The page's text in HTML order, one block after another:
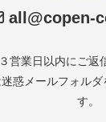
all@copen-
３営業日以内にご返
惑メールフォル
す。